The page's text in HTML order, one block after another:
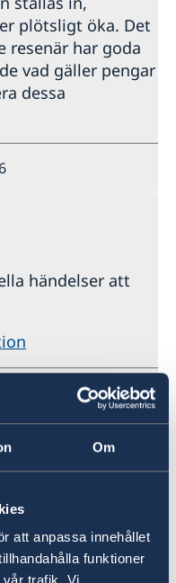
Om
att anpassa innehållet
funktioner
plötsligt öka. Det
resenär har goda
vad gäller pengar
dessa
händelser att
11.30
som regel inget
se respektive
om ett svenskt
om ett
befinner dig